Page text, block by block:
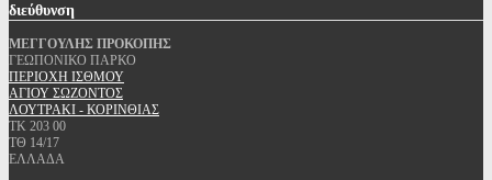
διεύθυνση
ΜΕΓΓΟΥΛΗΣ ΠΡΟΚΟΠΗΣ
ΓΕΩΠΟΝΙΚΟ ΠΑΡΚΟ
ΠΕΡΙΟΧΗ ΙΣΘΜΟΥ
ΑΓΙΟΥ ΣΩΖΟΝΤΟΣ
ΛΟΥΤΡΑΚΙ - ΚΟΡΙΝΘΙΑΣ
ΤΚ 203 00
ΤΘ 14/17
ΕΛΛΑΔΑ